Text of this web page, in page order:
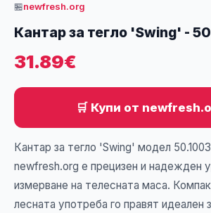
🏪newfresh.org
Кантар за тегло 'Swing' -
31.89€
🛒 Купи от
Кантар за тегло 'Swing' модел
newfresh.org е прецизен и надежден
измерване на телесната маса.
лесната употреба го правят идеален